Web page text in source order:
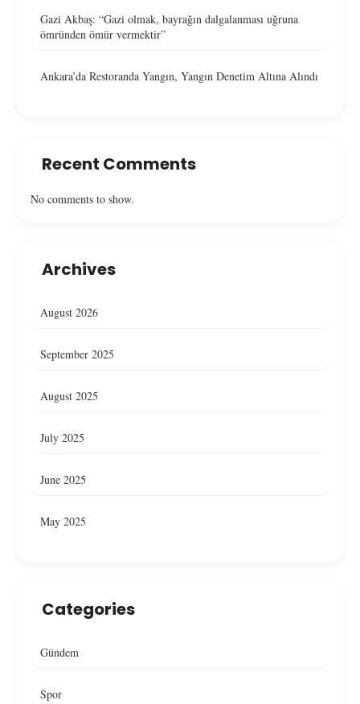
Gazi Akbaş: “Gazi olmak, bayrağın dalgalanması uğruna
ömründen ömür vermektir”
Ankara’da Restoranda Yangın, Yangın Denetim Altına Alındı
Recent Comments
No comments to show.
Archives
August 2026
September 2025
August 2025
July 2025
June 2025
May 2025
Categories
Gündem
Spor